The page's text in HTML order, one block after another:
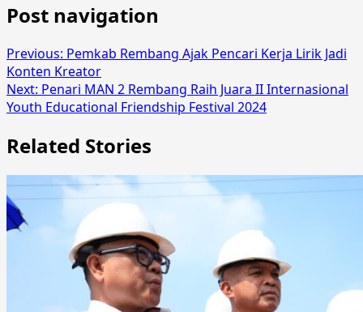
Post navigation
Previous: Pemkab Rembang Ajak Pencari Kerja Lirik Jadi
Konten Kreator
Next: Penari MAN 2 Rembang Raih Juara II Internasional
Youth Educational Friendship Festival 2024
Related Stories